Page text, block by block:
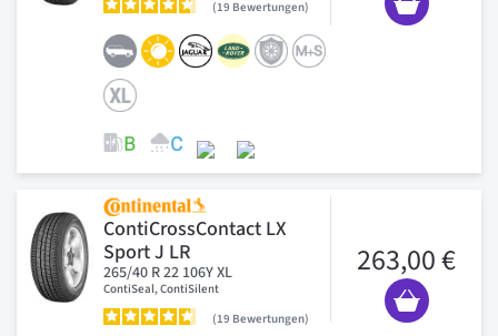
19 Bewertungen
ContiCrossContact LX
Sport J LR
265/40 R 22 106Y XL
ContiSeal, ContiSilent
19 Bewertungen
263,00 €